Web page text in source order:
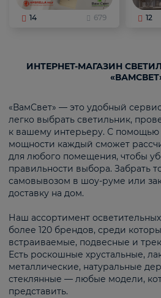
14 679 12
ИНТЕРНЕТ-МАГАЗИН
«ВамСвет» — это удобный
легко выбрать светильник,
к вашему интерьеру. С помощью
мощности каждый сможет
для любого помещения, чтобы
правильности выбора. Забрать
самовывозом в шоу-руме или
доставку на дом.
Наш ассортимент
более 120 брендов, среди
встраиваемые, подвесные и
Есть роскошные хрустальные,
металлические, натуральные
стеклянные — любые модели,
представить.